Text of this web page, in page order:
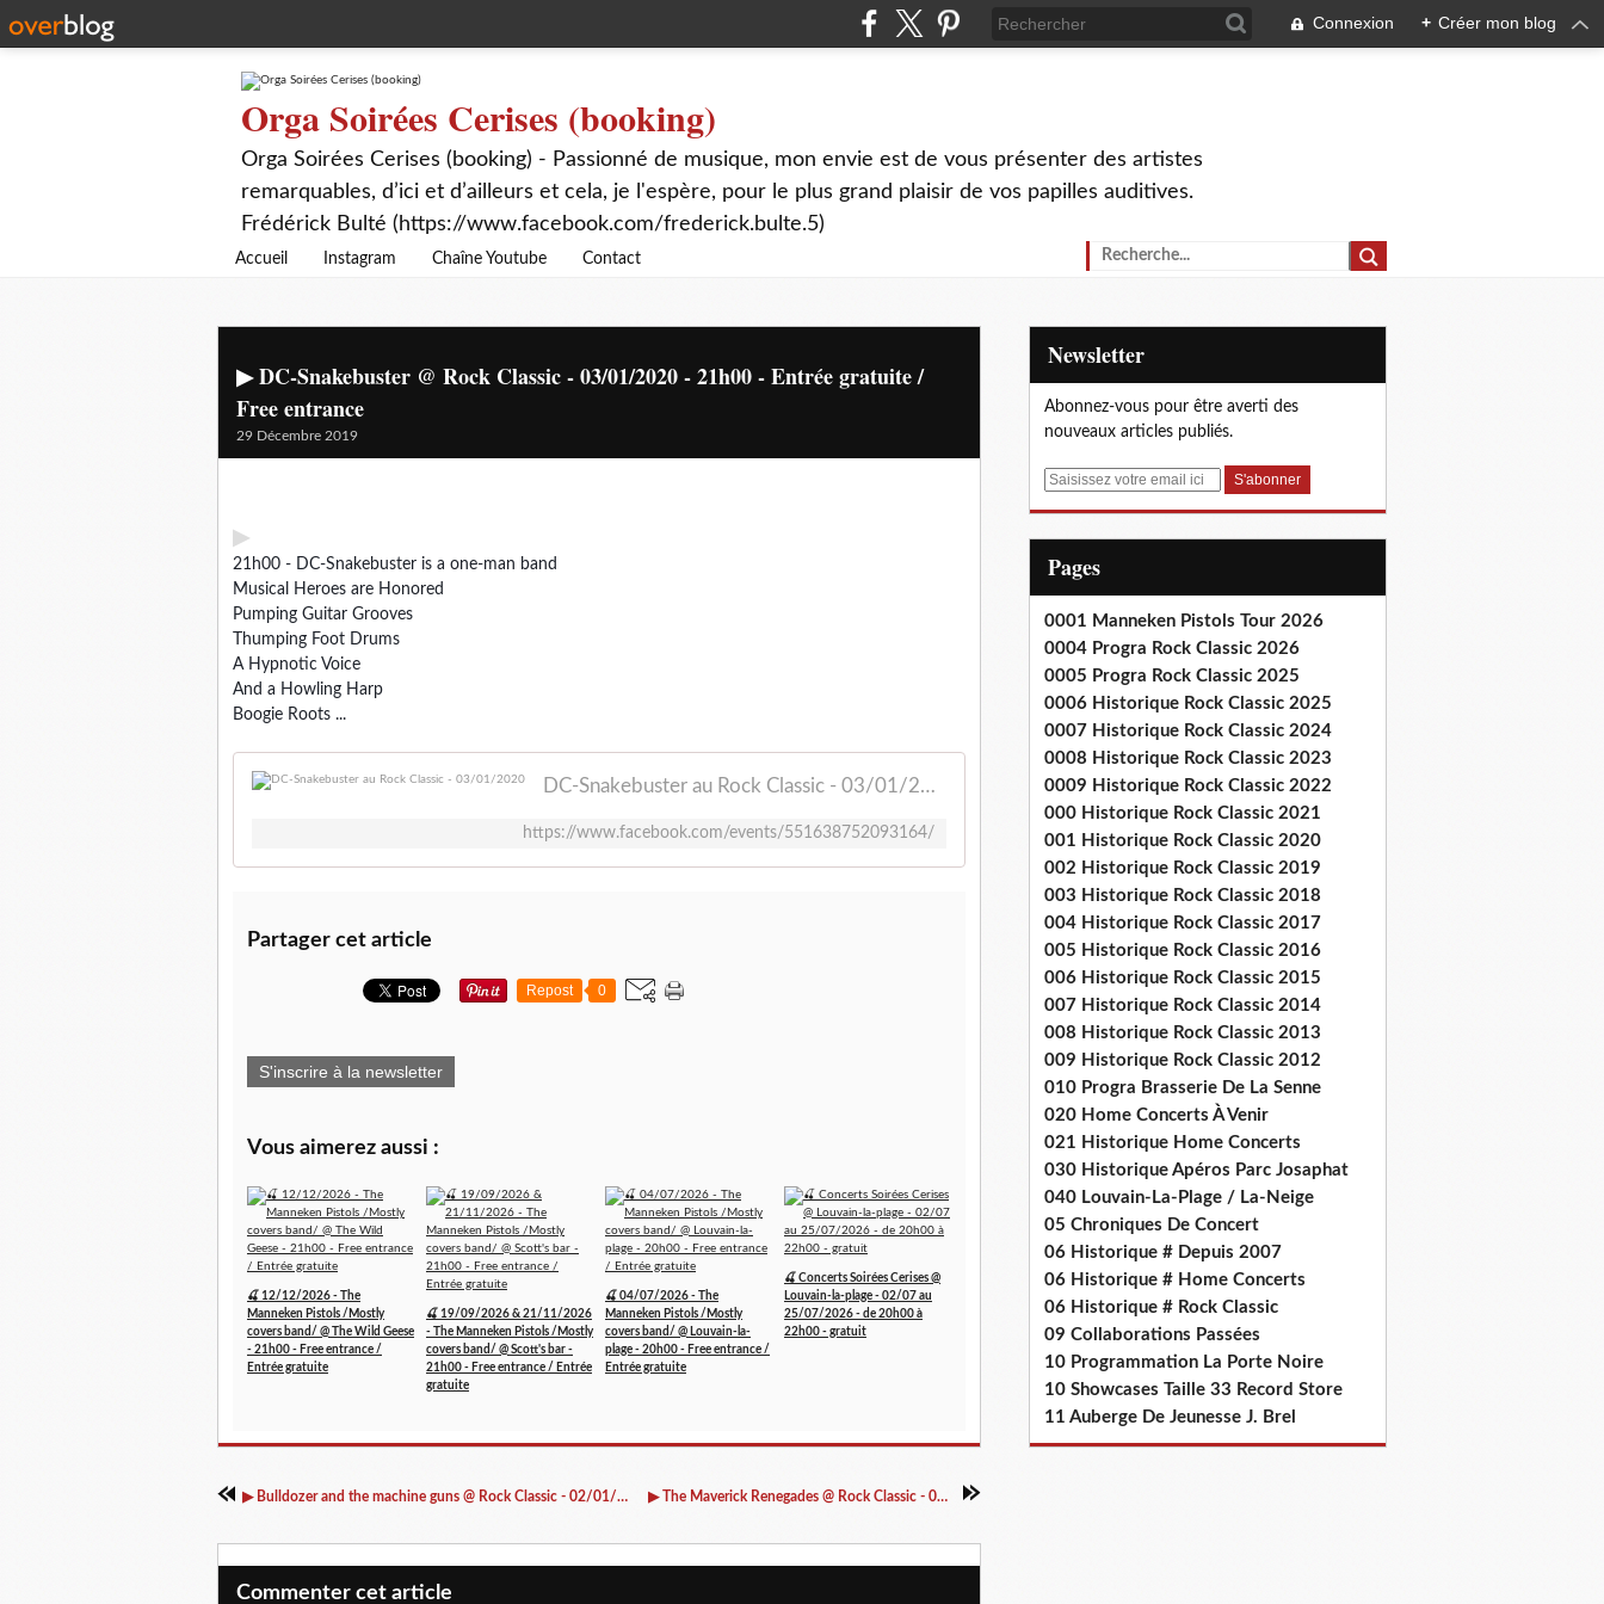
Connexion + Créer mon blog
Orga Soirées Cerises (booking)
Orga Soirées Cerises (booking) - Passionné de musique, mon envie est de vous présenter des artistes
remarquables, d’ici et d’ailleurs et cela, je l'espère, pour le plus grand plaisir de vos papilles auditives.
Frédérick Bulté (https://www.facebook.com/frederick.bulte.5)
Accueil Instagram Chaîne Youtube Contact
▶ DC-Snakebuster @ Rock Classic - 03/01/2020 - 21h00 - Entrée gratuite /
Free entrance
29 Décembre 2019
▶
21h00 - DC-Snakebuster is a one-man band
Musical Heroes are Honored
Pumping Guitar Grooves
Thumping Foot Drums
A Hypnotic Voice
And a Howling Harp
Boogie Roots ...
DC-Snakebuster au Rock Classic - 03/01/2020
https://www.facebook.com/events/551638752093164/
Partager cet article
Repost 0
S'inscrire à la newsletter
Vous aimerez aussi :
🍒 12/12/2026 - The
Manneken Pistols /Mostly
covers band/ @ The Wild Geese
- 21h00 - Free entrance /
Entrée gratuite
🍒 19/09/2026 & 21/11/2026
- The Manneken Pistols /Mostly
covers band/ @ Scott's bar -
21h00 - Free entrance / Entrée
gratuite
🍒 04/07/2026 - The
Manneken Pistols /Mostly
covers band/ @ Louvain-la-
plage - 20h00 - Free entrance /
Entrée gratuite
🍒 Concerts Soirées Cerises @
Louvain-la-plage - 02/07 au
25/07/2026 - de 20h00 à
22h00 - gratuit
▶ Bulldozer and the machine guns @ Rock Classic - 02/01/2020 - 21h00 - Entrée gratuite / Free entrance ▶ The Maverick Renegades @ Rock Classic - 04/01/2020 - 21h00 - Entrée gratuite !
Commenter cet article
Newsletter
Abonnez-vous pour être averti des
nouveaux articles publiés.
E
Pages
0001 Manneken Pistols Tour 2026
0004 Progra Rock Classic 2026
0005 Progra Rock Classic 2025
0006 Historique Rock Classic 2025
0007 Historique Rock Classic 2024
0008 Historique Rock Classic 2023
0009 Historique Rock Classic 2022
000 Historique Rock Classic 2021
001 Historique Rock Classic 2020
002 Historique Rock Classic 2019
003 Historique Rock Classic 2018
004 Historique Rock Classic 2017
005 Historique Rock Classic 2016
006 Historique Rock Classic 2015
007 Historique Rock Classic 2014
008 Historique Rock Classic 2013
009 Historique Rock Classic 2012
010 Progra Brasserie De La Senne
020 Home Concerts À Venir
021 Historique Home Concerts
030 Historique Apéros Parc Josaphat
040 Louvain-La-Plage / La-Neige
05 Chroniques De Concert
06 Historique # Depuis 2007
06 Historique # Home Concerts
06 Historique # Rock Classic
09 Collaborations Passées
10 Programmation La Porte Noire
10 Showcases Taille 33 Record Store
11 Auberge De Jeunesse J. Brel